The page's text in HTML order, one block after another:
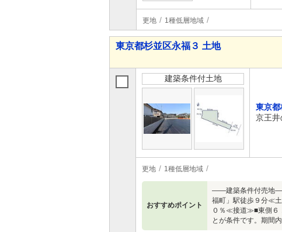
更地 1種低層地域
東京都杉並区永福３ 土地
建築条件付土地
東京都
京王
更地 1種低層地域
おすすめポイント
――建築条件付売
福町」駅徒歩９分≪
０％≪接道≫■東側６
とが条件です。期間